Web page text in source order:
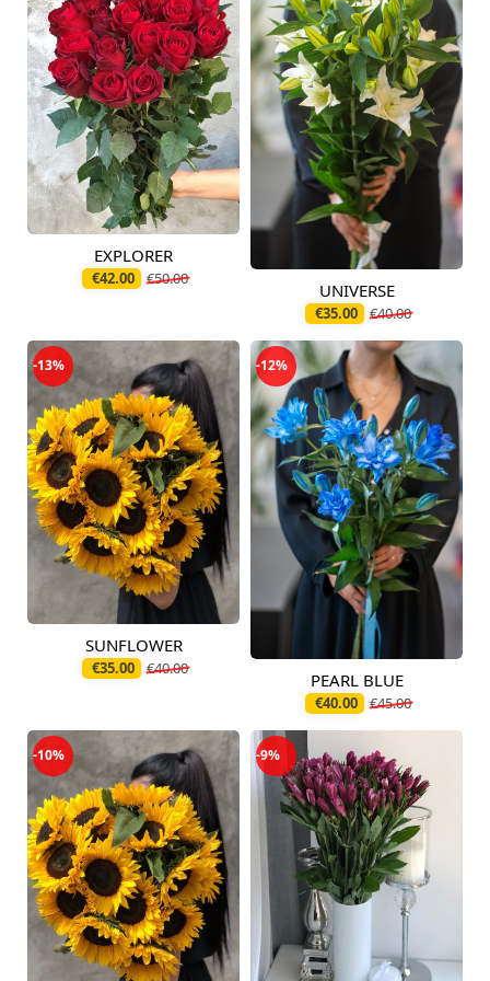
Pieejams šodien
EXPLORER
€42.00 €50.00
Pieejams šodien
UNIVERSE
€35.00 €40.00
-13%
Pieejams šodien
SUNFLOWER
€35.00 €40.00
-12%
Pieejams šodien
PEARL BLUE
€40.00 €45.00
-10% -9%